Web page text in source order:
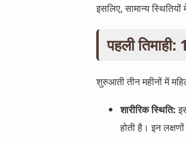
इसलिए, सामान्य
पहली
शुरुआती तीन महीनों में
शारीरिक स्थिति:
होती है। इन